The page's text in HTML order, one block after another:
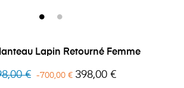
Lapin Retourné Femme
€ -700,00 € Prix
398,00 €